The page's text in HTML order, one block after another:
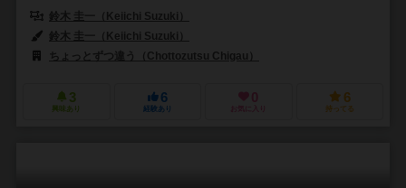
鈴木 圭一（Keiichi Suzuki）
鈴木 圭一（Keiichi Suzuki）
ちょっとずつ違う（Chottozutsu Chigau）
3
興味あり
6
経験あり
0
お気に入り
6
持ってる